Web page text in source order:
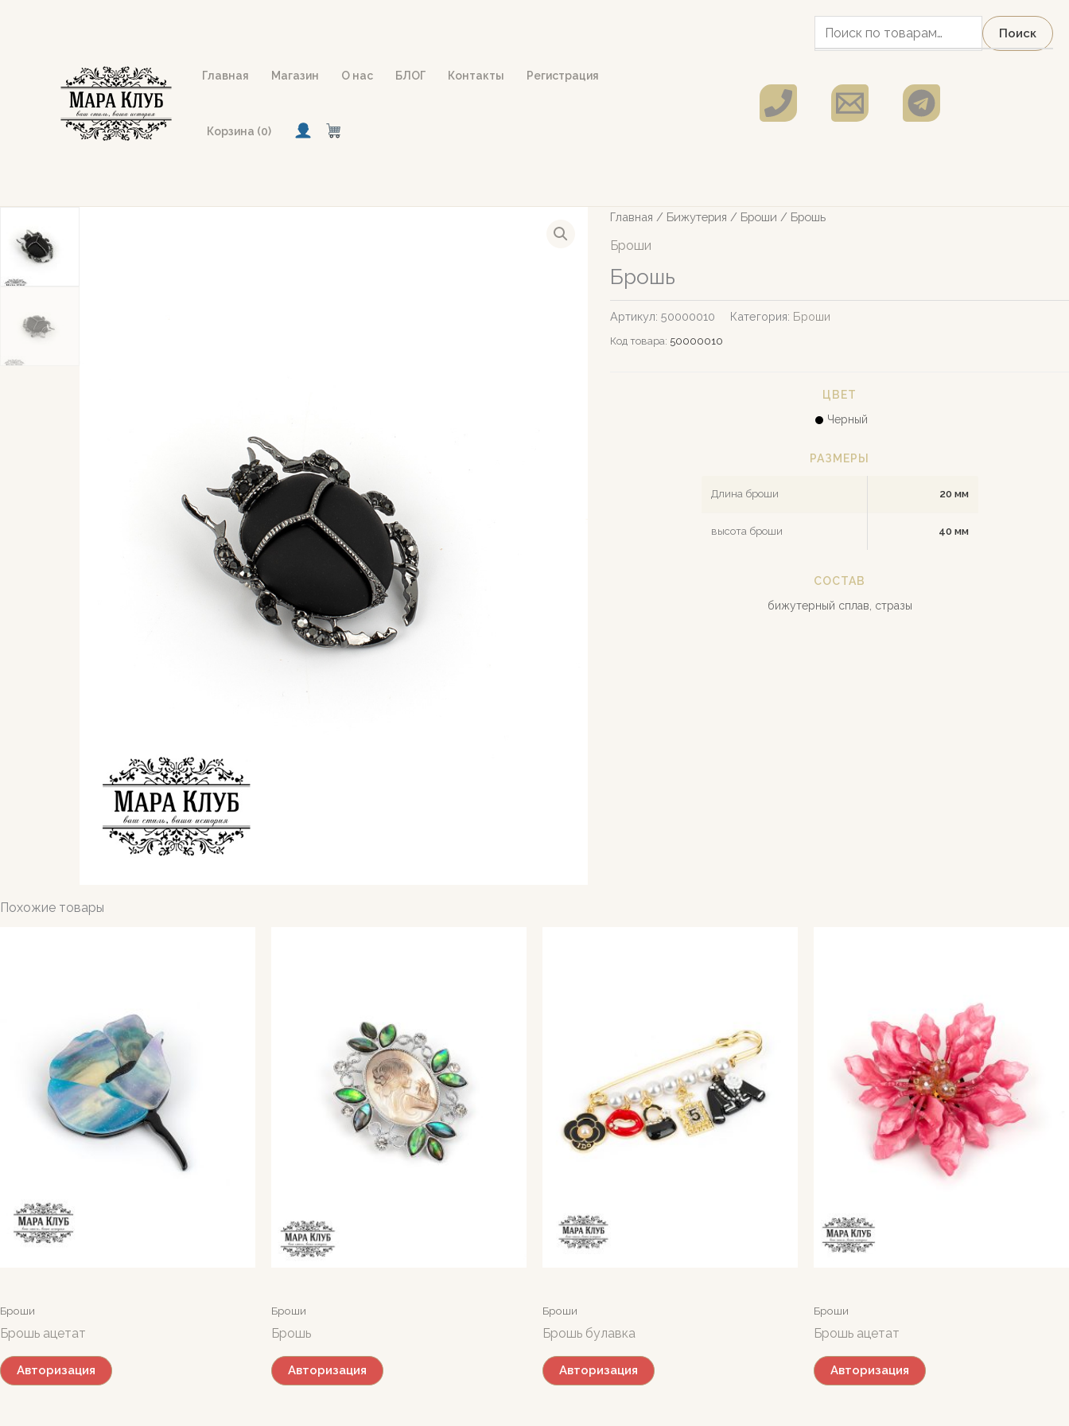
Главная Магазин О нас БЛОГ Контакты Регистрация
Корзина (0)
Искать:
Поиск
Главная / Бижутерия / Броши / Брошь
Броши
Брошь
Артикул:50000010 Категория: Броши
Код товара: 50000010
ЦВЕТ
Черный
РАЗМЕРЫ
Длина броши 20 мм
высота броши 40 мм
СОСТАВ
бижутерный сплав, стразы
Похожие товары
Броши
Брошь ацетат
Авторизация
Броши
Брошь
Авторизация
Броши
Брошь булавка
Авторизация
Броши
Брошь ацетат
Авторизация